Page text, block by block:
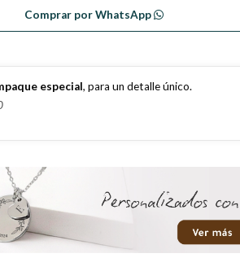
Comprar por WhatsApp
especial, para un detalle único.